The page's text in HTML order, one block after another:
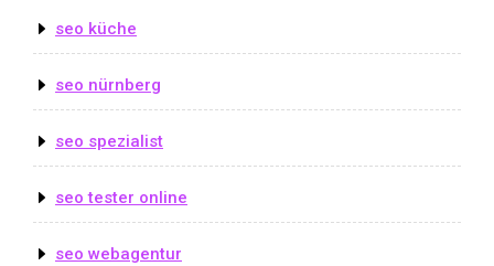
seo küche
seo nürnberg
seo spezialist
seo tester online
seo webagentur